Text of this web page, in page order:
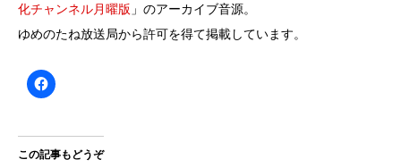
化チャンネル月曜版 」のアーカイブ音源。
ゆめのたね放送局から許可を得て掲載しています。
この記事もどうぞ